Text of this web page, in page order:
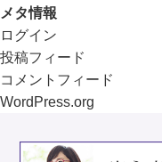
メタ情報
ログイン
投稿フィード
コメントフィード
WordPress.org